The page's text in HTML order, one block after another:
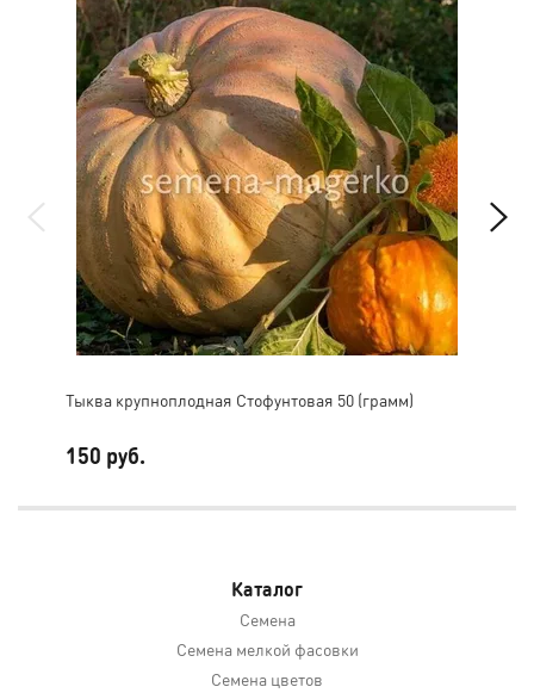
Тыква крупноплодная Стофунтовая 50 (грамм)
150 руб.
Каталог
Семена
Семена мелкой фасовки
Семена цветов